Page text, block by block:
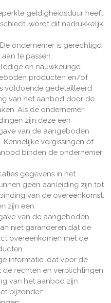
geldigheidsduur heeft
wordt dit nadrukkelijk
ondernemer is gerechtigd
te passen.
en nauwkeurige
producten en/of
voldoende gedetailleerd
van het aanbod door de
Als de ondernemer
zijn deze een
van de aangeboden
vergissingen of
binden de ondernemer
gegevens in het
geen aanleiding zijn tot
van de overeenkomst.
zijn een
van de aangeboden
niet garanderen dat de
overeenkomen met de
informatie, dat voor de
de rechten en verplichtingen
van het aanbod zijn
bijzonder: